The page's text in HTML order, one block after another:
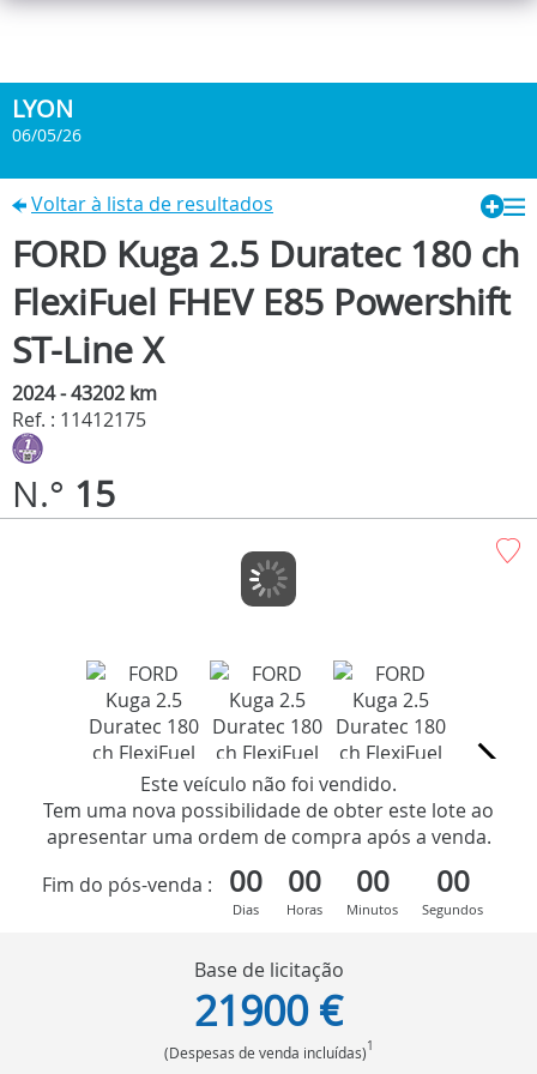
LYON
06/05/26
Voltar à lista de resultados
FORD Kuga 2.5 Duratec 180 ch
FlexiFuel FHEV E85 Powershift
ST-Line X
2024 - 43202 km
Ref. : 11412175
N.° 15
Este veículo não foi vendido.
Tem uma nova possibilidade de obter este lote ao
apresentar uma ordem de compra após a venda.
Fim do pós-venda :
00
Dias
00
Horas
00
Minutos
00
Segundos
Base de licitação
21900 €
(Despesas de venda incluídas)1